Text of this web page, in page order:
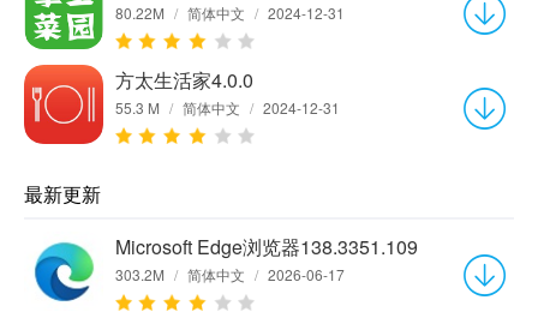
80.22M / 简体中文 / 2024-12-31
方太生活家4.0.0
55.3 M / 简体中文 / 2024-12-31
最新更新
Microsoft Edge浏览器138.3351.109
303.2M / 简体中文 / 2026-06-17